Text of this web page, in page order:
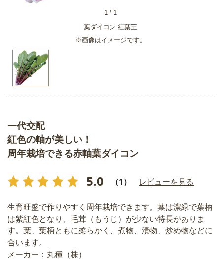
葉ダイコン 紅葉王
※画像はイメージです。
1 / 1
一代交配
紅色の軸が美しい！
周年栽培できる赤軸葉ダイコン
5.0 （1） レビューを見る
生育旺盛で作りやすく周年栽培できます。葉は濃緑で葉柄
は紫紅色となり、毛茸（もうじ）が少ない特長がありま
す。葉、葉柄ともに柔らかく、煮物、漬物、炒め物などに
合います。
メーカー：丸種（株）